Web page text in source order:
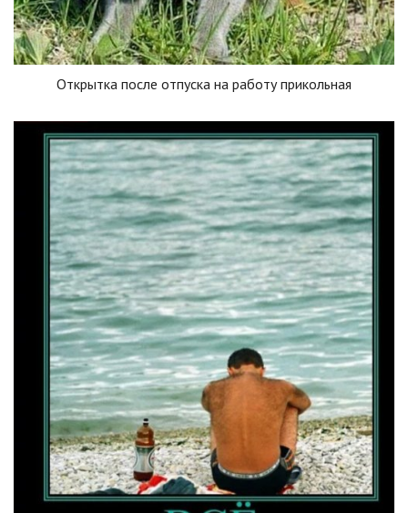
Открытка после отпуска на работу прикольная